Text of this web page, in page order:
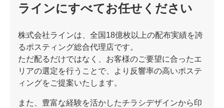
ラインにすべてお任せください
株式会社ラインは、全国18億枚以上の配布実績を誇
るポスティング総合代理店です。
ただ配るだけではなく、お客様のご要望に合ったエ
リアの選定を行うことで、より反響率の高いポステ
ィングをご提案いたします。
また、豊富な経験を活かしたチラシデザインから印